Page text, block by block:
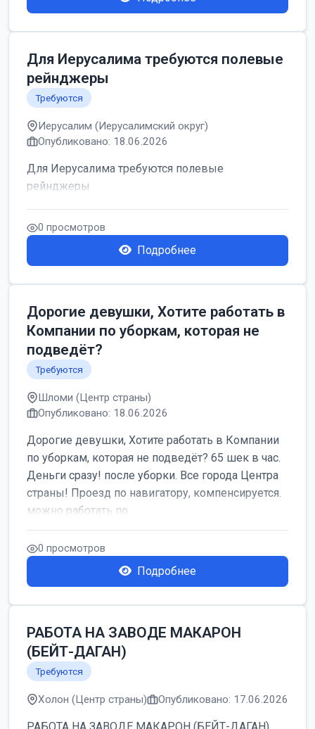
Для Иерусалима требуются полевые
рейнджеры
Требуются
Иерусалим (Иерусалимский округ)
Опубликовано: 18.06.2026
Для Иерусалима требуются полевые
рейнджеры
0 просмотров
Подробнее
Дорогие девушки, Хотите работать в
Компании по уборкам, которая не
подведёт?
Требуются
Шломи (Центр страны)
Опубликовано: 18.06.2026
Дорогие девушки, Хотите работать в Компании
по уборкам, которая не подведёт? 65 шек в час.
Деньги сразу! после уборки. Все города Центра
страны! Проезд по навигатору, компенсируется.
можно работать по...
0 просмотров
Подробнее
РАБОТА НА ЗАВОДЕ МАКАРОН
(БЕЙТ-ДАГАН)
Требуются
Холон (Центр страны) Опубликовано: 17.06.2026